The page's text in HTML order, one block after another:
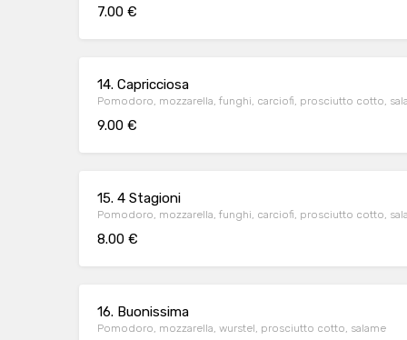
7.00 €
14. Capricciosa
Pomodoro, mozzarella, funghi, carciofi, prosciutto cotto,
9.00 €
15. 4 Stagioni
Pomodoro, mozzarella, funghi, carciofi, prosciutto cotto,
8.00 €
16. Buonissima
Pomodoro, mozzarella, wurstel, prosciutto cotto, salame